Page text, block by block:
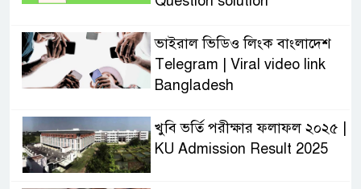
ভাইরাল ভিডিও লিংক বাংলাদেশ
Telegram | Viral video link
Bangladesh
খুবি ভর্তি পরীক্ষার ফলাফল ২০২৫ |
KU Admission Result 2025